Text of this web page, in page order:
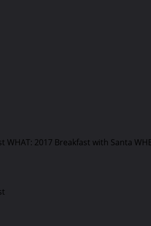
2017 Breakfast with Santa